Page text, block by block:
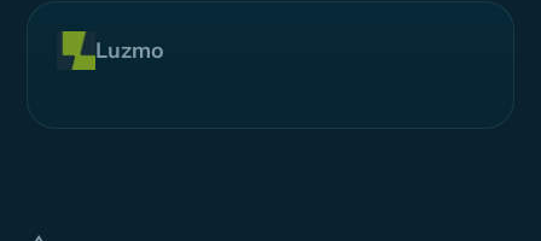
Luzmo